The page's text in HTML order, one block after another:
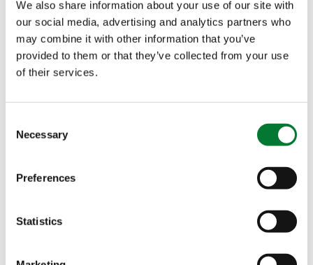
We also share information about your use of our site with
our social media, advertising and analytics partners who
may combine it with other information that you’ve
provided to them or that they’ve collected from your use
of their services.
Selection
Necessary
Preferences
Statistics
P.O. Box 1333
3260 AH OUD-
BEIJERLAND
Países Bajos
T. +31 186 57 88 88
Nombre